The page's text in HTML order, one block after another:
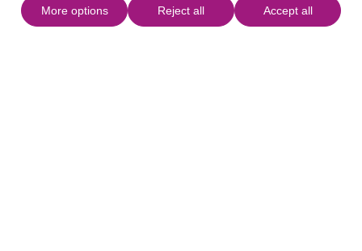
More options Reject all Accept all